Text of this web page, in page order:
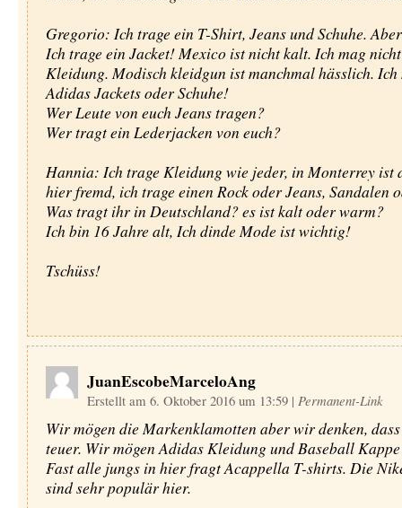
Gregorio: Ich trage ein T-Shirt, Jeans und Schuhe.
Ich trage ein Jacket! Mexico ist nicht kalt. Ich mag
Kleidung. Modisch kleidgun ist manchmal hässlich. Ich
Adidas Jackets oder Schuhe!
Wer Leute von euch Jeans tragen?
Wer tragt ein Lederjacken von euch?
Hannia: Ich trage Kleidung wie jeder, in Monterrey ist
hier fremd, ich trage einen Rock oder Jeans, Sandalen
Was tragt ihr in Deutschland? es ist kalt oder warm?
Ich bin 16 Jahre alt, Ich dinde Mode ist wichtig!
Tschüss!
JuanEscobeMarceloAng
Erstellt am 6. Oktober 2016 um 13:59 | Permanent-Link
Wir mögen die Markenklamotten aber wir denken,
teuer. Wir mögen Adidas Kleidung und Baseball
Fast alle jungs in hier fragt Acappella T-shirts. Die
sind sehr populär hier.